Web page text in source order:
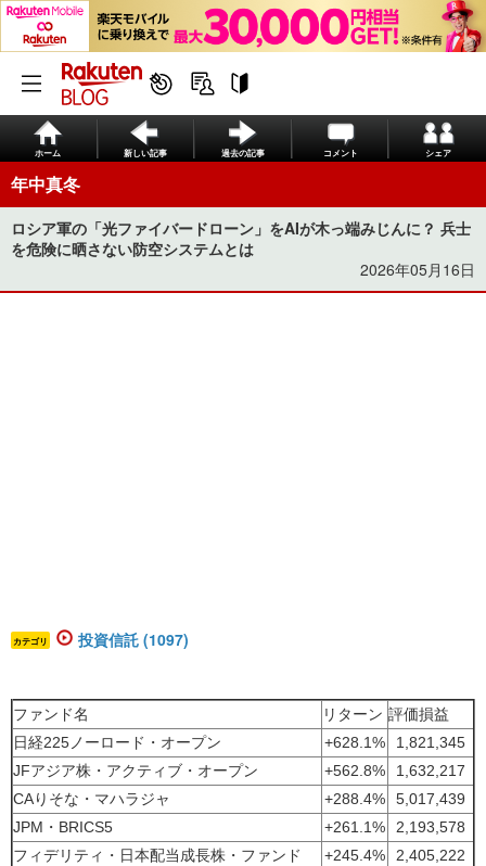
ホーム 新しい記事 過去の記事 コメント シェア
年中真冬
ロシア軍の「光ファイバードローン」をAIが木っ端みじんに？ 兵士
を危険に晒さない防空システムとは
2026年05月16日
カテゴリ 投資信託 (1097)
ファンド名 リターン 評価損益
日経225ノーロード・オープン
+628.1%
1,821,345
JFアジア株・アクティブ・オープン
+562.8%
1,632,217
CAりそな・マハラジャ
+288.4%
5,017,439
JPM・BRICS5
+261.1%
2,193,578
フィデリティ・日本配当成長株・ファンド
+245.4%
2,405,222